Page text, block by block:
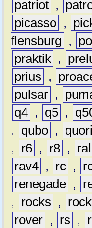
patriot ,
picasso ,
flensburg
,
praktik ,
prius
,
pulsar ,
q4 , q5 ,
,
qubo ,
,
r6 , r8 ,
rav4 , rc ,
renegade ,
,
rocks ,
rover , rs ,